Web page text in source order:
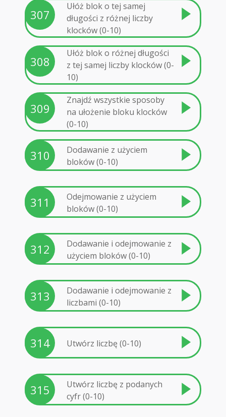
307
Ułóż blok o tej samej
długości z różnej liczby
klocków (0-10)
308
Ułóż blok o różnej długości
z tej samej liczby klocków (0-
10)
309
Znajdź wszystkie sposoby
na ułożenie bloku klocków
(0-10)
310
Dodawanie z użyciem
bloków (0-10)
311
Odejmowanie z użyciem
bloków (0-10)
312
Dodawanie i odejmowanie z
użyciem bloków (0-10)
313
Dodawanie i odejmowanie z
liczbami (0-10)
314 Utwórz liczbę (0-10)
315
Utwórz liczbę z podanych
cyfr (0-10)